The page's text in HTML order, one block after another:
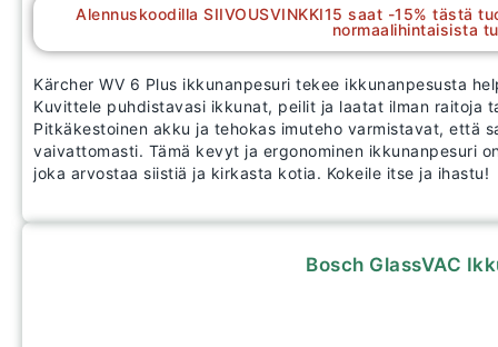
Alennuskoodilla SIIVOUSVINKKI15 saat -15% tästä
normaalihintaisista
Kärcher WV 6 Plus ikkunanpesuri tekee ikkunanpesusta
Kuvittele puhdistavasi ikkunat, peilit ja laatat ilman raitoja
Pitkäkestoinen akku ja tehokas imuteho varmistavat, että
vaivattomasti. Tämä kevyt ja ergonominen ikkunanpesuri
joka arvostaa siistiä ja kirkasta kotia. Kokeile itse ja ihastu!
Bosch GlassVAC